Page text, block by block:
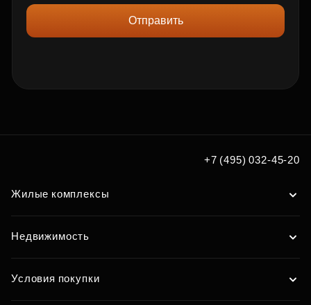
Отправить
+7 (495) 032-45-20
Жилые комплексы
Недвижимость
Условия покупки